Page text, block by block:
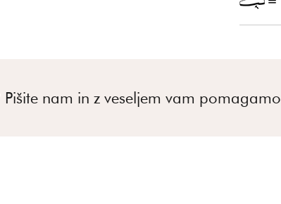
Pišite nam in z veseljem vam pomagamo